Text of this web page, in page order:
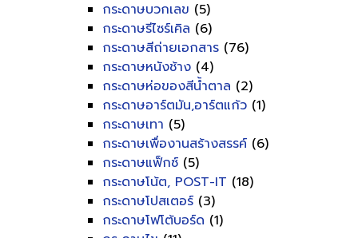
กระดาษบวกเลข (5)
กระดาษรีไซร์เคิล (6)
กระดาษสีถ่ายเอกสาร (76)
กระดาษหนังช้าง (4)
กระดาษห่อของสีน้ำตาล (2)
กระดาษอาร์ตมัน,อาร์ตแก้ว (1)
กระดาษเทา (5)
กระดาษเพื่องานสร้างสรรค์ (6)
กระดาษแฟ็กซ์ (5)
กระดาษโน้ต, POST-IT (18)
กระดาษโปสเตอร์ (3)
กระดาษโฟโต้บอร์ด (1)